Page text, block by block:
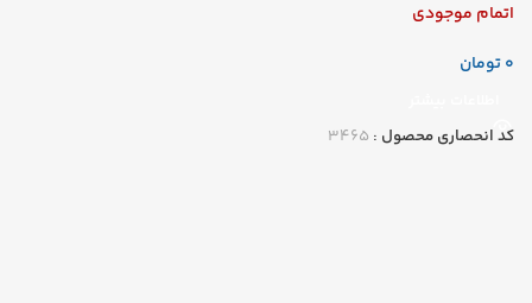
اتمام موجودی
تومان
کد انحصاری محصول : ۳۴۶۵